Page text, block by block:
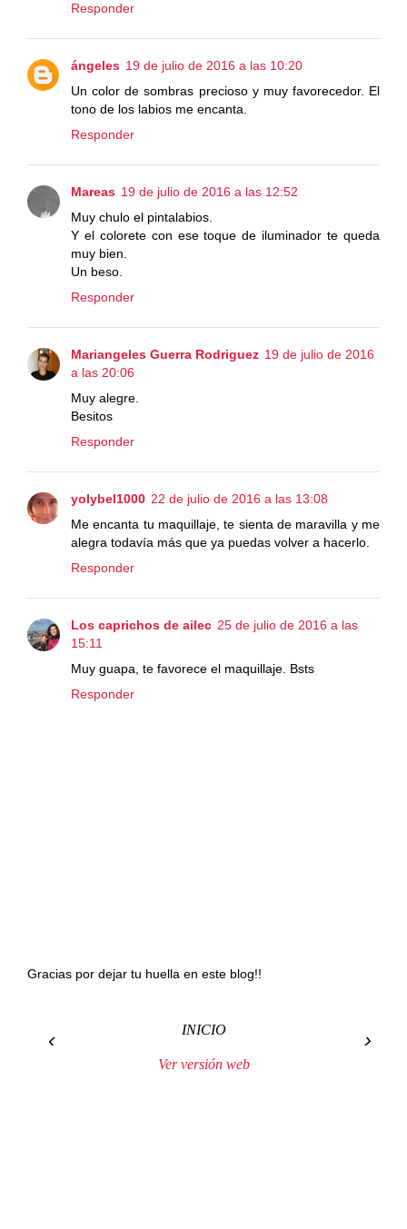
Responder
ángeles 19 de julio de 2016 a las 10:20
Un color de sombras precioso y muy favorecedor. El
tono de los labios me encanta.
Responder
Mareas 19 de julio de 2016 a las 12:52
Muy chulo el pintalabios.
Y el colorete con ese toque de iluminador te queda
muy bien.
Un beso.
Responder
Mariangeles Guerra Rodriguez 19 de julio de 2016
a las 20:06
Muy alegre.
Besitos
Responder
yolybel1000 22 de julio de 2016 a las 13:08
Me encanta tu maquillaje, te sienta de maravilla y me
alegra todavía más que ya puedas volver a hacerlo.
Responder
Los caprichos de ailec 25 de julio de 2016 a las
15:11
Muy guapa, te favorece el maquillaje. Bsts
Responder
Gracias por dejar tu huella en este blog!!
‹ ›
INICIO
Ver versión web